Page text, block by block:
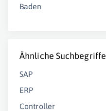
Baden
Ähnliche Suchbegriffe
SAP
ERP
Controller